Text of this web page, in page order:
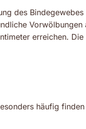
des
Vorwölbungen
erreichen.
häufig